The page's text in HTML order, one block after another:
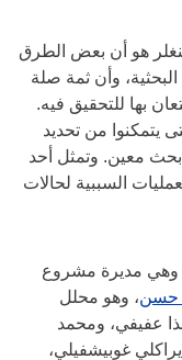
هو أن بعض الطرق
وأن ثمة صلة
بها للتحقيق فيه.
يتمكنوا من تحديد
معين. وتمثل أحد
السببية لحالات
وهي مديرة مشروع
حسن، وهو محلل
عفيفي، ومحمد
غوبيشفيلي،